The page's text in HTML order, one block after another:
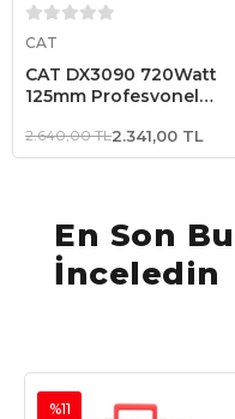
CAT
CAT DX3090 720Watt
125mm Profesyonel
DA09052 Genel Amaçlı
Elmas Kesme Diski
2.640,00 TL2.341,00 TL
En Son
İnceledin
%11